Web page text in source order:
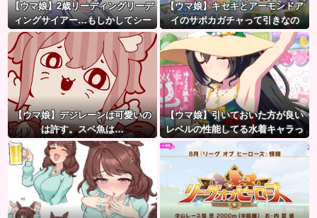
【ウマ娘】2歳リーディングリーデ
ィングサイアー…もしかしてシー
ザリオって凄いのでは？
【ウマ娘】キセキとアーモンドア
イのサポカガチャって引きなの
だ？
【ウマ娘】デジレーンは可愛いの
は許す。スペ魚は…
【ウマ娘】引いておいた方が良い
レベルの性能してる水着キャラっ
て誰かいたっけ？←「いっぱいい
るぞ」